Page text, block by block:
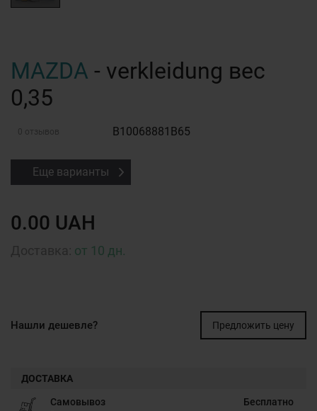
MAZDA - verkleidung вес
0,35
0 отзывов B10068881B65
Еще варианты
0.00 UAH
от 10 дн.
Нашли дешевле? Предложить цену
ДОСТАВКА
Самовывоз Бесплатно